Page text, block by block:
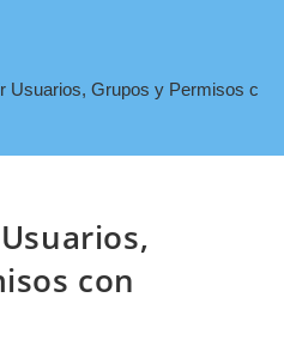
Usuarios, Grupos y Permisos con
con